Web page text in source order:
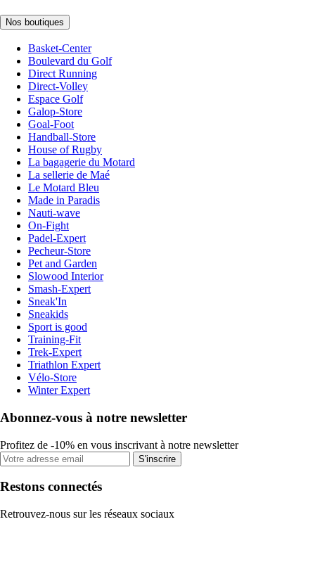
Nos boutiques
Basket-Center
Boulevard du Golf
Direct Running
Direct-Volley
Espace Golf
Galop-Store
Goal-Foot
Handball-Store
House of Rugby
La bagagerie du Motard
La sellerie de Maé
Le Motard Bleu
Made in Paradis
Nauti-wave
On-Fight
Padel-Expert
Pecheur-Store
Pet and Garden
Slowood Interior
Smash-Expert
Sneak'In
Sneakids
Sport is good
Training-Fit
Trek-Expert
Triathlon Expert
Vélo-Store
Winter Expert
Abonnez-vous à notre newsletter
Profitez de -10% en vous inscrivant à notre newsletter
S'inscrire
Restons connectés
Retrouvez-nous sur les réseaux sociaux